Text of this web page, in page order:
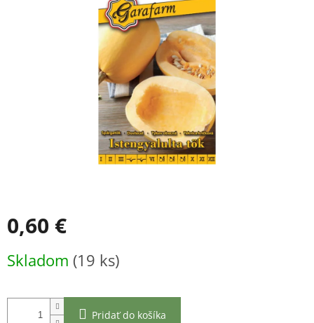
0,60 €
cena:
Skladom (19 ks)
Pridať do košíka